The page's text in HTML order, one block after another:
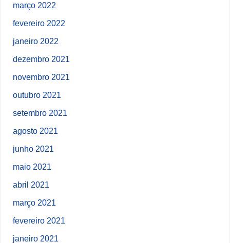
março 2022
fevereiro 2022
janeiro 2022
dezembro 2021
novembro 2021
outubro 2021
setembro 2021
agosto 2021
junho 2021
maio 2021
abril 2021
março 2021
fevereiro 2021
janeiro 2021